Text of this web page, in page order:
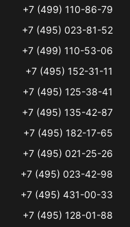
+7 (499) 110-86-79
+7 (495) 023-81-52
+7 (499) 110-53-06
+7 (495) 152-31-11
+7 (495) 125-38-41
+7 (495) 135-42-87
+7 (495) 182-17-65
+7 (495) 021-25-26
+7 (495) 023-42-98
+7 (495) 431-00-33
+7 (495) 128-01-88